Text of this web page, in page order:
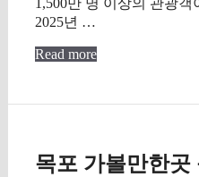
1,500만 명 이상의 관광
2025년 …
Read more
목포 가볼만한곳